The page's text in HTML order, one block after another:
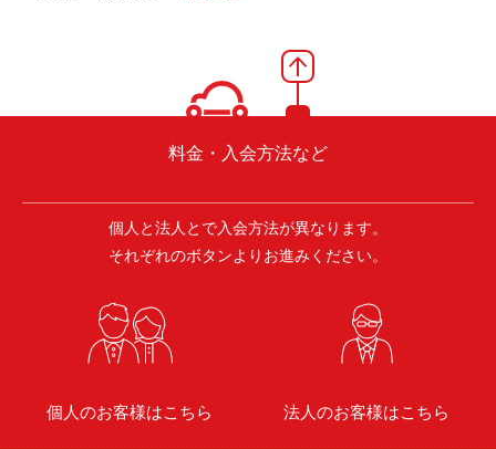
料金・入会方法など
個人と法人とで入会方法が異なります。
それぞれのボタンよりお進みください。
個人のお客様はこちら 法人のお客様はこちら